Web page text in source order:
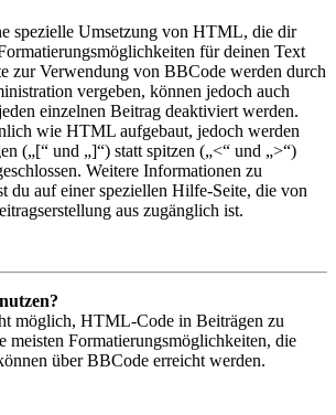
spezielle Umsetzung von HTML, die dir
für deinen Text
zur Verwendung von BBCode werden durch
vergeben, können jedoch auch
einzelnen Beitrag deaktiviert werden.
wie HTML aufgebaut, jedoch werden
(„[“ und „]“) statt spitzen („<“ und „>“)
Weitere Informationen zu
du auf einer speziellen Hilfe-Seite, die von
aus zugänglich ist.
möglich, HTML-Code in Beiträgen zu
meisten Formatierungsmöglichkeiten, die
über BBCode erreicht werden.